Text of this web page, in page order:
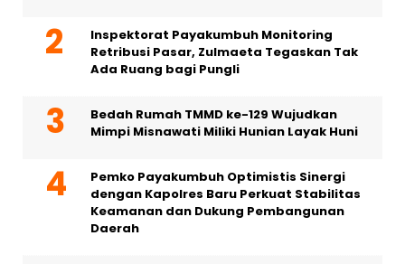
Inspektorat Payakumbuh Monitoring
Retribusi Pasar, Zulmaeta Tegaskan Tak
Ada Ruang bagi Pungli
Bedah Rumah TMMD ke-129 Wujudkan
Mimpi Misnawati Miliki Hunian Layak Huni
Pemko Payakumbuh Optimistis Sinergi
dengan Kapolres Baru Perkuat Stabilitas
Keamanan dan Dukung Pembangunan
Daerah